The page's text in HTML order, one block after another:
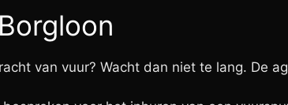
van vuur? Wacht dan niet te lang. De